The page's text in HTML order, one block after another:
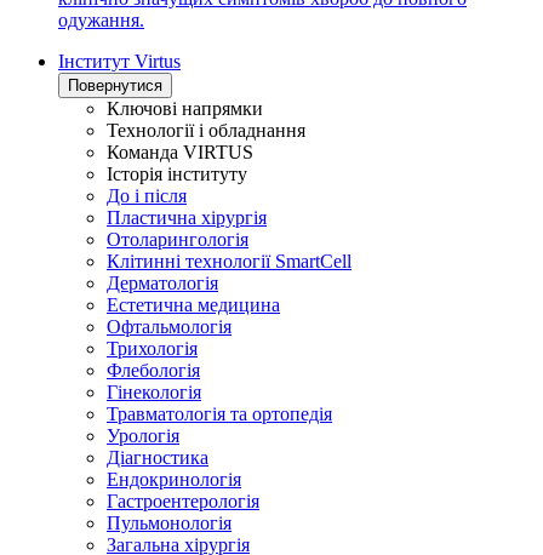
одужання.
Інститут Virtus
Повернутися
Ключові напрямки
Технології і обладнання
Команда VIRTUS
Історія інституту
До і після
Пластична хірургія
Отоларингологія
Клітинні технології SmartCell
Дерматологія
Естетична медицина
Офтальмологія
Трихологія
Флебологія
Гінекологія
Травматологія та ортопедія
Урологія
Діагностика
Ендокринологія
Гастроентерологія
Пульмонологія
Загальна хірургія